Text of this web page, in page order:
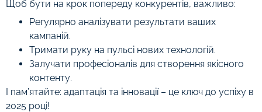
Щоб бути на крок попереду конкурентів, важливо:
Регулярно аналізувати результати ваших
кампаній.
Тримати руку на пульсі нових технологій.
Залучати професіоналів для створення якісного
контенту.
І пам’ятайте: адаптація та інновації – це ключ до успіху в
2025 році!